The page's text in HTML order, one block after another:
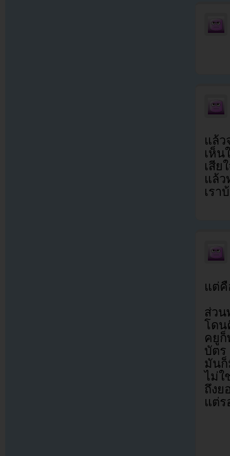
แล้ว
เห็น
เสีย
แล้ว
เรา
แต่คื
ส่วน
โด
คยูก็
บัตร
มันก็
ไม่ใ
ถึงย
แต่ร